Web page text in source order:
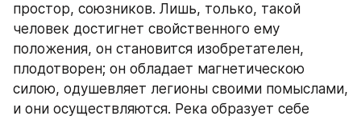
простор, союзников. Лишь, только, такой
человек достигнет свойственного ему
положения, он становится изобретателен,
плодотворен; он обладает магнетическою
силою, одушевляет легионы своими помыслами,
и они осуществляются. Река образует себе